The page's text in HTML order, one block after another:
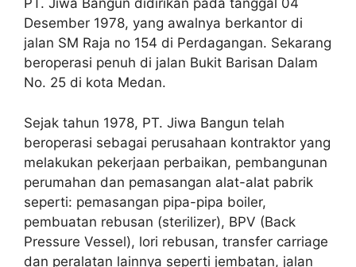
PT. Jiwa Bangun didirikan pada tanggal 04
Desember 1978, yang awalnya berkantor di
jalan SM Raja no 154 di Perdagangan. Sekarang
beroperasi penuh di jalan Bukit Barisan Dalam
No. 25 di kota Medan.
Sejak tahun 1978, PT. Jiwa Bangun telah
beroperasi sebagai perusahaan kontraktor yang
melakukan pekerjaan perbaikan, pembangunan
perumahan dan pemasangan alat-alat pabrik
seperti: pemasangan pipa-pipa boiler,
pembuatan rebusan (sterilizer), BPV (Back
Pressure Vessel), lori rebusan, transfer carriage
dan peralatan lainnya seperti jembatan, jalan